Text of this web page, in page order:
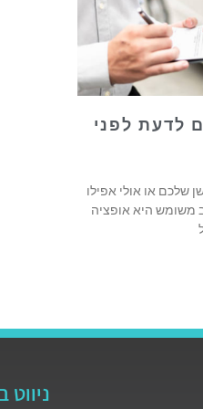
לדעת לפני
שלכם או אולי אפילו
משומש היא אופציה